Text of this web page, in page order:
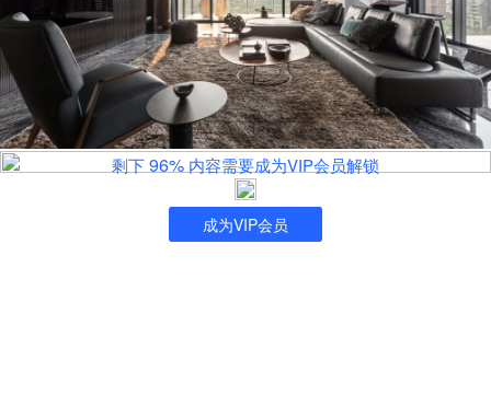
剩下96% 内容需要成为VIP会员解锁
成为VIP会员